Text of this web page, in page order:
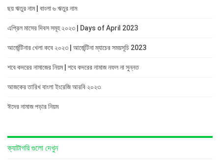
ছয় ঋতুর নাম | বাংলা ৬ ঋতুর নাম
এপ্রিল মাসের দিবস সমূহ ২০২৩ | Days of April 2023
আর্জেন্টিনার খেলা কবে ২০২৩ | আর্জেন্টিনা ম্যাচের সময়সূচি 2023
শবে কদরের নামাজের নিয়ম | শবে কদরের নামাজ নফল না সুন্নত
আজকের তারিখ বাংলা ইংরেজি আরবি ২০২৩
ঈদের নামাজ পড়ার নিয়ম
ক্যাটাগরি গুলো দেখুন